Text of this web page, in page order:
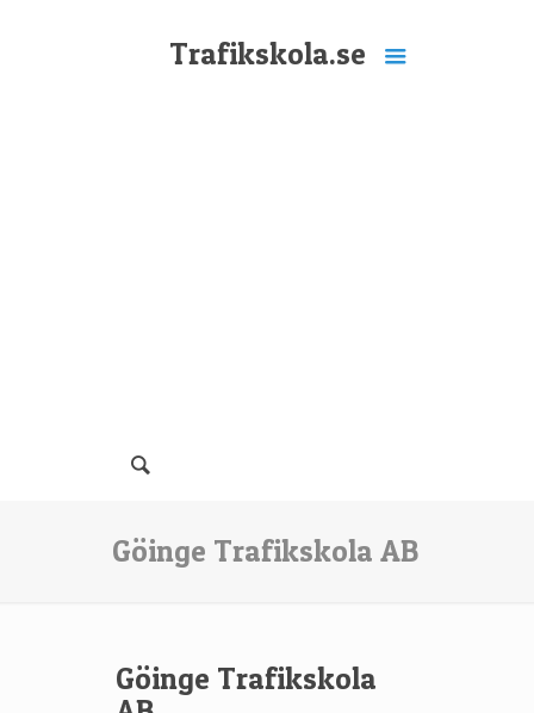
Trafikskola.se
Göinge Trafikskola AB
Göinge Trafikskola